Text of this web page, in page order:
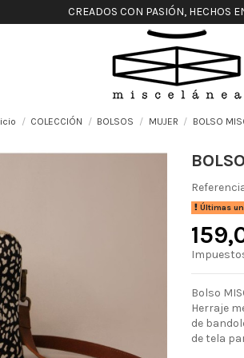
CREADOS CON PASIÓN, HECHOS
COLECCIÓN BOLSOS MUJER BOLSO
Últimas
Bolso
Herraje
de
de tela